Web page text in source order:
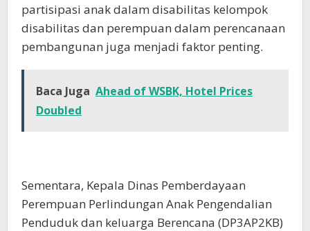
partisipasi anak dalam disabilitas kelompok
disabilitas dan perempuan dalam perencanaan
pembangunan juga menjadi faktor penting.
Baca Juga Ahead of WSBK, Hotel Prices
Doubled
Sementara, Kepala Dinas Pemberdayaan
Perempuan Perlindungan Anak Pengendalian
Penduduk dan keluarga Berencana (DP3AP2KB)